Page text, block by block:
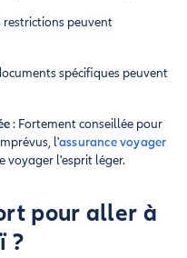
restrictions peuvent
spécifiques peuvent
: Fortement conseillée pour
l'assurance voyager
voyager l'esprit léger.
pour aller à
?